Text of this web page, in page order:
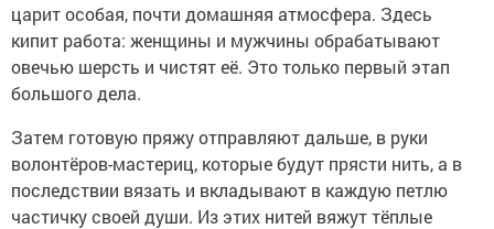
царит особая, почти домашняя атмосфера. Здесь
кипит работа: женщины и мужчины обрабатывают
овечью шерсть и чистят её. Это только первый этап
большого дела.
Затем готовую пряжу отправляют дальше, в руки
волонтёров-мастериц, которые будут прясти нить, а в
последствии вязать и вкладывают в каждую петлю
частичку своей души. Из этих нитей вяжут тёплые